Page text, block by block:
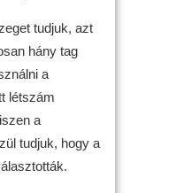
tudjuk, azt
hány tag
a
létszám
a
tudjuk, hogy a